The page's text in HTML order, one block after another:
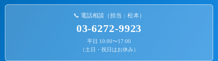
📞 電話相談（担当：松本）
03-6272-9923
平日 10:00〜17:00
（土日・祝日はお休み）